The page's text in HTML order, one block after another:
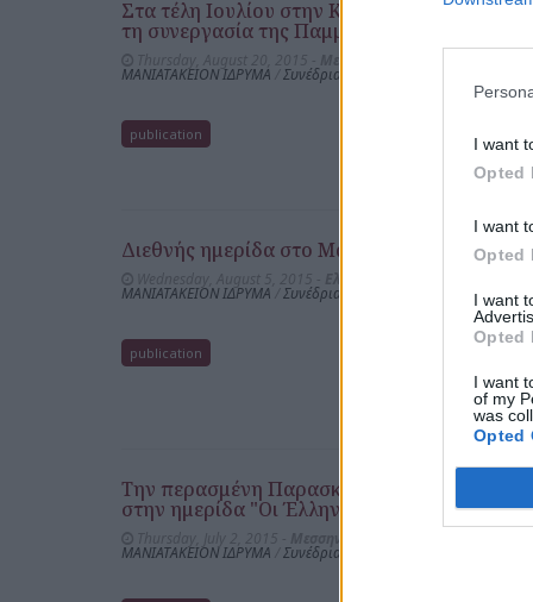
I want
Opted
I want
Opted
I want
Opted
I want
of my
was
Opted
Στα τέλη Ιουλίου στην Κορώνη: Διεθνής
τη συνεργασία της Παμμεσσηνιακής
ΜΑΝΙΑΤΑΚΕΙΟΝ ΙΔΡΥΜΑ Συνέδρια & Ημερίδες
publication
Διεθνής ημερίδα στο Μανιατάκειον Ίδρυμα
ΜΑΝΙΑΤΑΚΕΙΟΝ ΙΔΡΥΜΑ Συνέδρια & Ημερίδες
publication
Την περασμένη Παρασκευή ο Δήμαρχος του
στην ημερίδα "Οι Έλληνες στην Καμπανία:
ΜΑΝΙΑΤΑΚΕΙΟΝ ΙΔΡΥΜΑ Συνέδρια & Ημερίδες